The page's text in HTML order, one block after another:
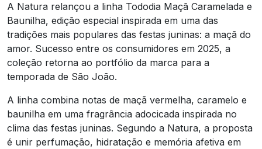
A Natura relançou a linha Tododia Maçã Caramelada e
Baunilha, edição especial inspirada em uma das
tradições mais populares das festas juninas: a maçã do
amor. Sucesso entre os consumidores em 2025, a
coleção retorna ao portfólio da marca para a
temporada de São João.
A linha combina notas de maçã vermelha, caramelo e
baunilha em uma fragrância adocicada inspirada no
clima das festas juninas. Segundo a Natura, a proposta
é unir perfumação, hidratação e memória afetiva em